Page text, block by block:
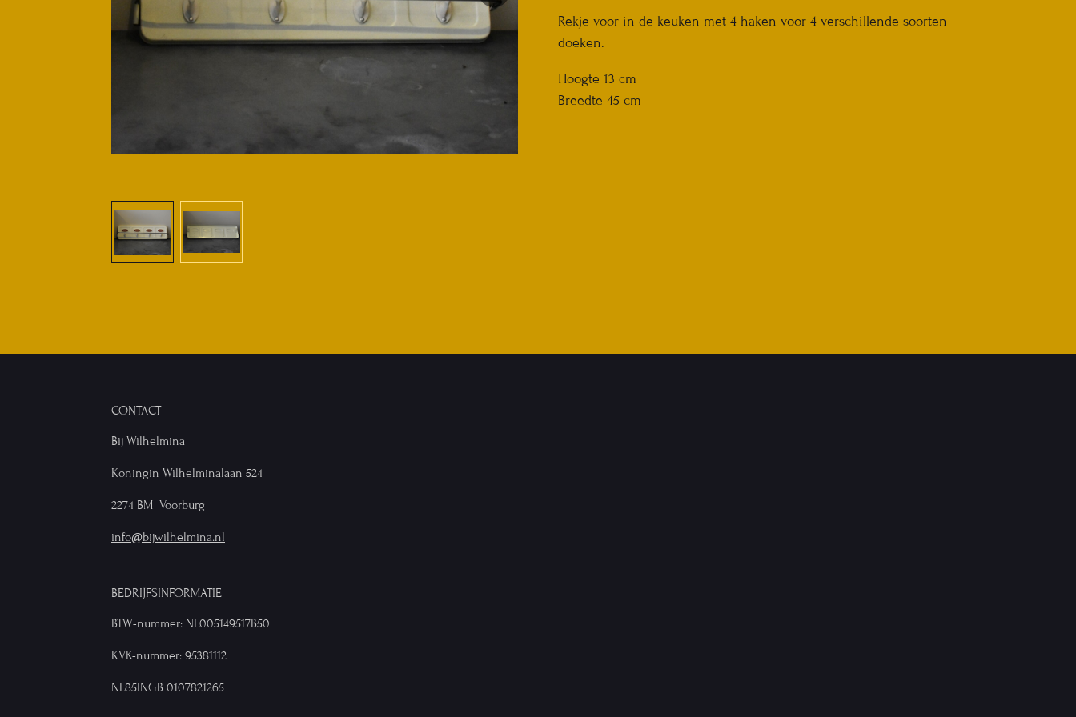
Rekje voor in de keuken met 4 haken voor 4 verschillende soorten
doeken.
Hoogte 13 cm
Breedte 45 cm
CONTACT
Bij Wilhelmina
Koningin Wilhelminalaan 524
2274 BM Voorburg
info@bijwilhelmina.nl
BEDRIJFSINFORMATIE
BTW-nummer: NL005149517B50
KVK-nummer: 95381112
NL85INGB 0107821265